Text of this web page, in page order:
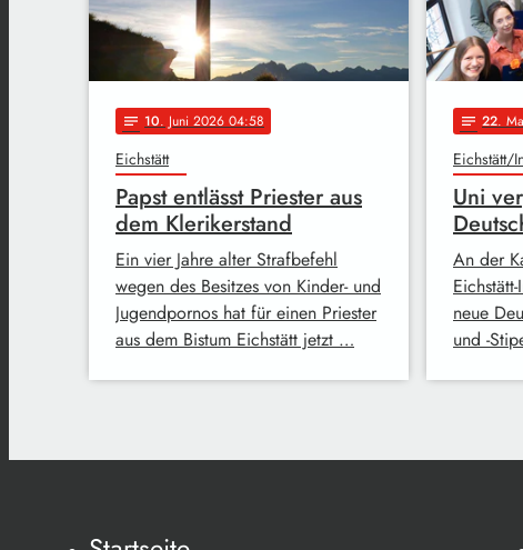
notes 10. Juni 2026 04:58
Eichstätt
Papst entlässt Priester aus
dem Klerikerstand
Ein vier Jahre alter Strafbefehl
wegen des Besitzes von Kinder- und
Jugendpornos hat für einen Priester
aus dem Bistum Eichstätt jetzt …
notes 22.
Eichstätt/
Uni
An der
neue
und -